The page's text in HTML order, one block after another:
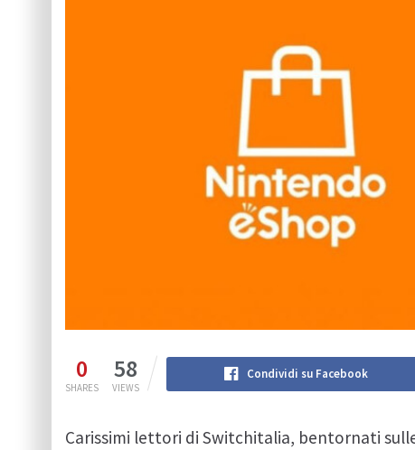
0
SHARES
58
VIEWS
Condividi su Facebook
Carissimi lettori di Switchitalia, bentornati